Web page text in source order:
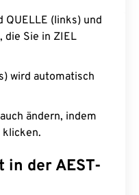
QUELLE (links) und
die Sie in ZIEL
wird automatisch
ändern, indem
klicken.
in der AEST-